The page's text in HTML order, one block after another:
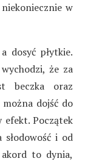
w
dosyć płytkie.
że za
beczka oraz
dojść do
efekt. Początek
słodowość i od
akord to dynia,